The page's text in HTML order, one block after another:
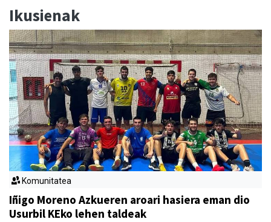
Ikusienak
Komunitatea
Iñigo Moreno Azkueren aroari hasiera eman dio
Usurbil KEko lehen taldeak